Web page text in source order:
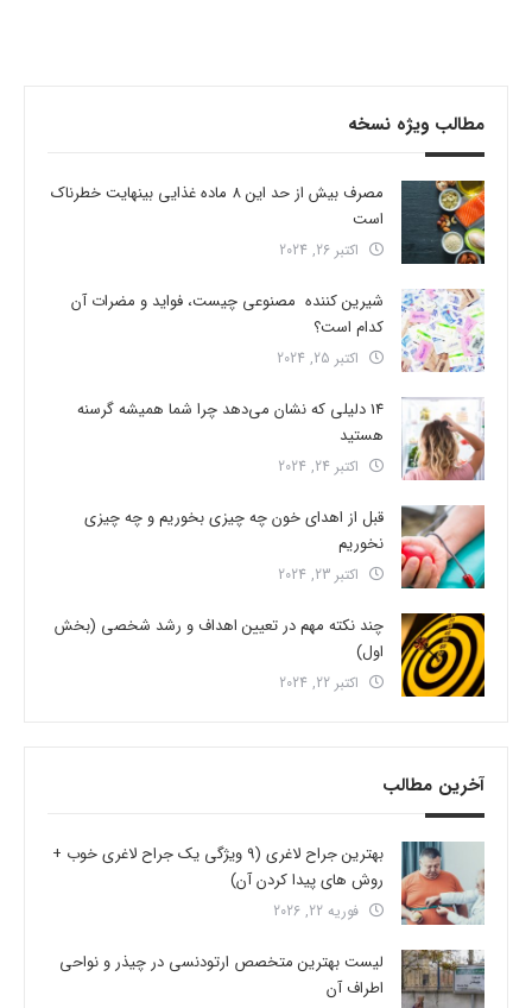
مطالب ویژه نسخه
مصرف بیش از حد این 8 ماده غذایی بینهایت خطرناک
است
اکتبر 26, 2024
شیرین کننده مصنوعی چیست، فواید و مضرات آن
کدام است؟
اکتبر 25, 2024
14 دلیلی که نشان می‌دهد چرا شما همیشه گرسنه
هستید
اکتبر 24, 2024
قبل از اهدای خون چه چیزی بخوریم و چه چیزی
نخوریم
اکتبر 23, 2024
چند نکته مهم در تعیین اهداف و رشد شخصی (بخش
اول)
اکتبر 22, 2024
آخرین مطالب
بهترین جراح لاغری (9 ویژگی یک جراح لاغری خوب +
روش های پیدا کردن آن)
فوریه 22, 2026
لیست بهترین متخصص ارتودنسی در چیذر و نواحی
اطراف آن